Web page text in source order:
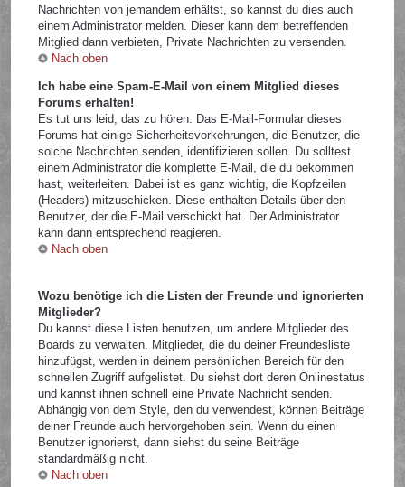
Nachrichten von jemandem erhältst, so kannst du dies auch
einem Administrator melden. Dieser kann dem betreffenden
Mitglied dann verbieten, Private Nachrichten zu versenden.
Nach oben
Ich habe eine Spam-E-Mail von einem Mitglied dieses
Forums erhalten!
Es tut uns leid, das zu hören. Das E-Mail-Formular dieses
Forums hat einige Sicherheitsvorkehrungen, die Benutzer, die
solche Nachrichten senden, identifizieren sollen. Du solltest
einem Administrator die komplette E-Mail, die du bekommen
hast, weiterleiten. Dabei ist es ganz wichtig, die Kopfzeilen
(Headers) mitzuschicken. Diese enthalten Details über den
Benutzer, der die E-Mail verschickt hat. Der Administrator
kann dann entsprechend reagieren.
Nach oben
Wozu benötige ich die Listen der Freunde und ignorierten
Mitglieder?
Du kannst diese Listen benutzen, um andere Mitglieder des
Boards zu verwalten. Mitglieder, die du deiner Freundesliste
hinzufügst, werden in deinem persönlichen Bereich für den
schnellen Zugriff aufgelistet. Du siehst dort deren Onlinestatus
und kannst ihnen schnell eine Private Nachricht senden.
Abhängig von dem Style, den du verwendest, können Beiträge
deiner Freunde auch hervorgehoben sein. Wenn du einen
Benutzer ignorierst, dann siehst du seine Beiträge
standardmäßig nicht.
Nach oben